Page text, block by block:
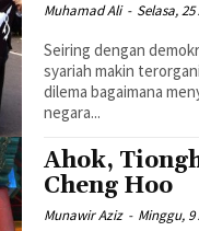
Muhamad Ali - Selasa,
Seiring dengan
syariah makin
dilema bagaimana
negara...
Ahok,
Cheng Hoo
Munawir Aziz - Minggu, 9